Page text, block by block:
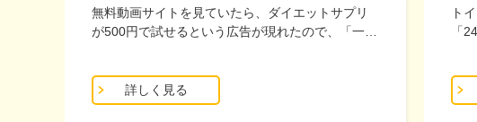
無料動画サイトを見ていたら、ダイエットサプリ
が500円で試せるという広告が現れたので、「一…
詳しく見る
ト
「